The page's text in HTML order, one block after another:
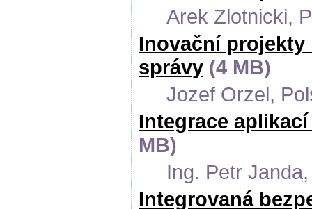
Arek Zlotnicki,
Inovační projekty
správy (4 MB)
Jozef Orzel,
Integrace
MB)
Ing. Petr
Integrovaná